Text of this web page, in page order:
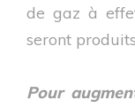
de gaz à
seront
Pour